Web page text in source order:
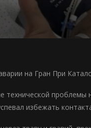
на Гран При
технической проблемы
избежать